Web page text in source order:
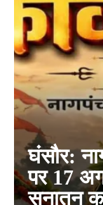
घंसौर:
पर 17
सनातन